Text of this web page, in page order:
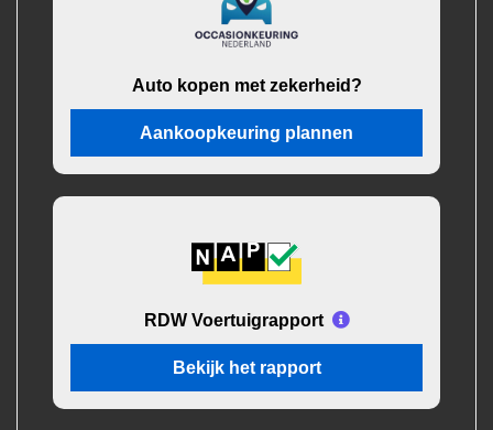
Auto kopen met zekerheid?
Aankoopkeuring plannen
RDW Voertuigrapport
Bekijk het rapport